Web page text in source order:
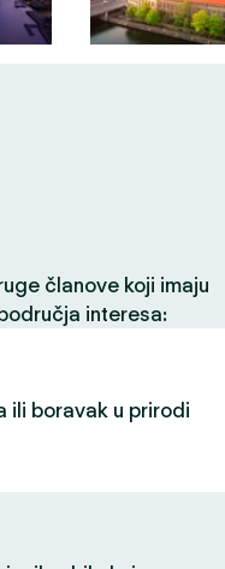
članove koji imaju
interesa:
ili boravak u prirodi